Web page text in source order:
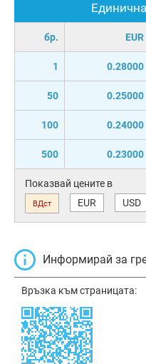
бр. EUR
1 0.28000
50 0.25000
100 0.24000
500 0.23000
Показвай цените в
ВДст EUR USD
Информирай за
Връзка към страницата: